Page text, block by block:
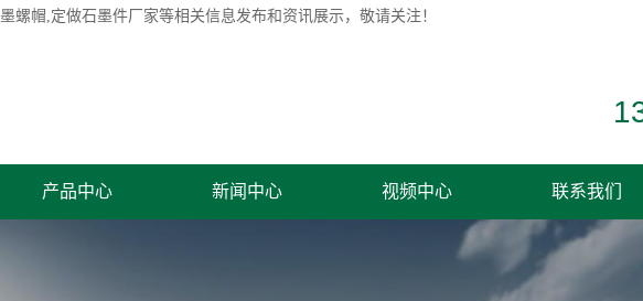
螺帽,定做石墨件厂家等相关信息发布和资讯展示，敬请关注！
产品中心 新闻中心 视频中心 联系我们